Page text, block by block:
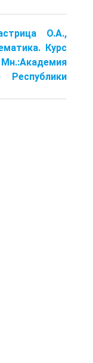
О.А.,
Курс
Мн.:Академия
Республики